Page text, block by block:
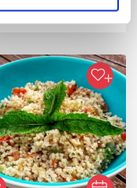
setifienne